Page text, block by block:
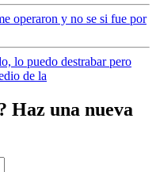
operaron y no se si fue por
lo puedo destrabar pero
de la
Haz una nueva